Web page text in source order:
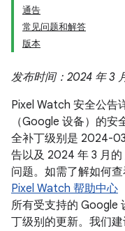
通告
常见问题和解答
版本
发布时间：2024 年 3
Pixel Watch 安全公告
（Google 设备）的
全补丁级别是 2024-
告以及 2024 年 3 月的
问题。如需了解如何
Pixel Watch 帮助中心
所有受支持的
丁级别的更新。我们